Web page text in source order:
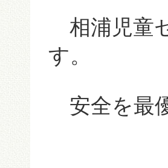
相浦児童
す。
安全を最